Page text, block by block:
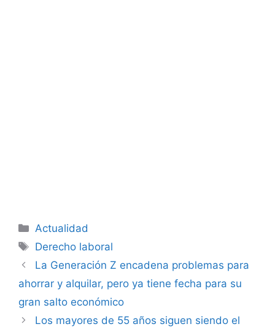
Categorías
Actualidad
Etiquetas
Derecho laboral
La Generación Z encadena problemas para
ahorrar y alquilar, pero ya tiene fecha para su
gran salto económico
Los mayores de 55 años siguen siendo el